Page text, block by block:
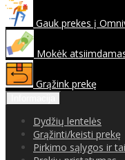
Gauk prekes į
Mokėk
Grąžink prekę
Dydžių lentelės
Grąžinti/keisti prekę
Pirkimo sąlygos ir